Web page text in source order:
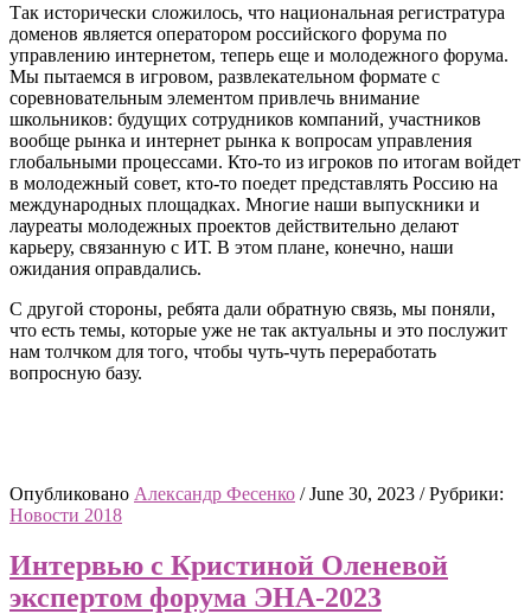
Так исторически сложилось, что национальная регистратура
доменов является оператором российского форума по
управлению интернетом, теперь еще и молодежного форума.
Мы пытаемся в игровом, развлекательном формате с
соревновательным элементом привлечь внимание
школьников: будущих сотрудников компаний, участников
вообще рынка и интернет рынка к вопросам управления
глобальными процессами. Кто-то из игроков по итогам войдет
в молодежный совет, кто-то поедет представлять Россию на
международных площадках. Многие наши выпускники и
лауреаты молодежных проектов действительно делают
карьеру, связанную с ИТ. В этом плане, конечно, наши
ожидания оправдались.
С другой стороны, ребята дали обратную связь, мы поняли,
что есть темы, которые уже не так актуальны и это послужит
нам толчком для того, чтобы чуть-чуть переработать
вопросную базу.
Опубликовано Александр Фесенко / June 30, 2023 / Рубрики:
Новости 2018
Интервью с Кристиной Оленевой
экспертом форума ЭНА-2023